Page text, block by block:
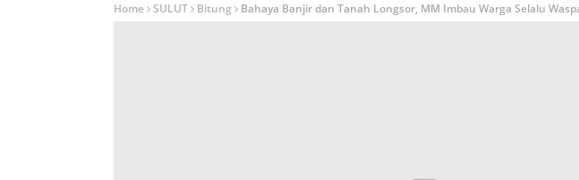
Home SULUT Bitung Bahaya Banjir dan Tanah Longsor, MM Imbau Warga Selalu